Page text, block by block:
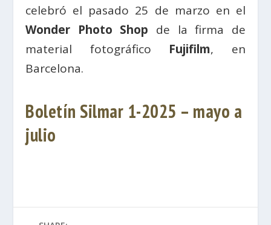
celebró el pasado 25 de marzo en el
Wonder Photo Shop de la firma de
material fotográfico Fujifilm, en
Barcelona.
Boletín Silmar 1-2025 – mayo a
julio